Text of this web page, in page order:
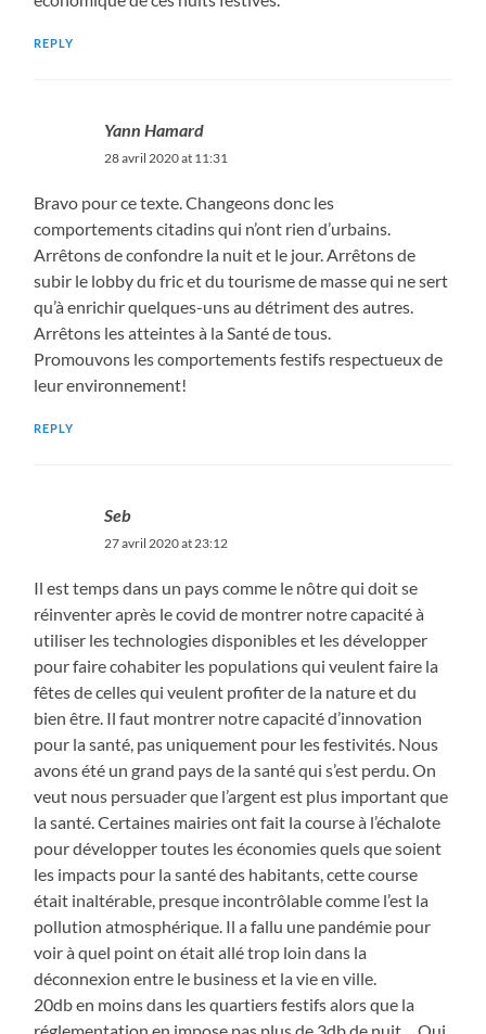
REPLY
Yann Hamard
28 avril 2020 at 11:31
Bravo pour ce texte. Changeons donc les
comportements citadins qui n’ont rien d’urbains.
Arrêtons de confondre la nuit et le jour. Arrêtons de
subir le lobby du fric et du tourisme de masse qui ne sert
qu’à enrichir quelques-uns au détriment des autres.
Arrêtons les atteintes à la Santé de tous.
Promouvons les comportements festifs respectueux de
leur environnement!
REPLY
Seb
27 avril 2020 at 23:12
Il est temps dans un pays comme le nôtre qui doit se
réinventer après le covid de montrer notre capacité à
utiliser les technologies disponibles et les développer
pour faire cohabiter les populations qui veulent faire la
fêtes de celles qui veulent profiter de la nature et du
bien être. Il faut montrer notre capacité d’innovation
pour la santé, pas uniquement pour les festivités. Nous
avons été un grand pays de la santé qui s’est perdu. On
veut nous persuader que l’argent est plus important que
la santé. Certaines mairies ont fait la course à l’échalote
pour développer toutes les économies quels que soient
les impacts pour la santé des habitants, cette course
était inaltérable, presque incontrôlable comme l’est la
pollution atmosphérique. Il a fallu une pandémie pour
voir à quel point on était allé trop loin dans la
déconnexion entre le business et la vie en ville.
20db en moins dans les quartiers festifs alors que la
réglementation en impose pas plus de 3db de nuit… Qui